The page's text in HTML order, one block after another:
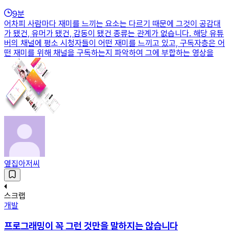
9분
어차피 사람마다 재미를 느끼는 요소는 다르기 때문에 그것이 공감대
가 됐건, 유머가 됐건, 감동이 됐건 종류는 관계가 없습니다. 해당 유튜
버의 채널에 평소 시청자들이 어떤 재미를 느끼고 있고, 구독자층은 어
떤 재미를 위해 채널을 구독하는지 파악하여 그에 부합하는 영상을
옆집아저씨
스크랩
개발
프로그래밍이 꼭 그런 것만을 말하지는 않습니다